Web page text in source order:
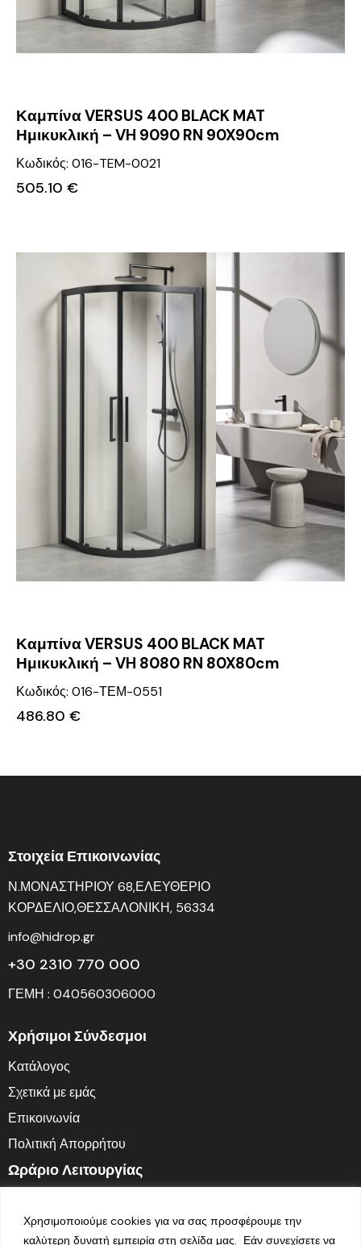
Χρησιμοποιούμε cookies για να σας προσφέρουμε την
καλύτερη δυνατή εμπειρία στη σελίδα μας. Εάν συνεχίσετε να
Καμπίνα VERSUS 400 BLACK MAT
Ημικυκλική – VH 9090 RN 90X90cm
Κωδικός: 016-TEM-0021
505.10 €
Καμπίνα VERSUS 400 BLACK MAT
Ημικυκλική – VH 8080 RN 80X80cm
Κωδικός: 016-ΤΕΜ-0551
486.80 €
Στοιχεία Επικοινωνίας
Ν.ΜΟΝΑΣΤΗΡΙΟΥ 68,ΕΛΕΥΘΕΡΙΟ
ΚΟΡΔΕΛΙΟ,ΘΕΣΣΑΛΟΝΙΚΗ, 56334
info@hidrop.gr
+30 2310 770 000
ΓΕΜΗ : 040560306000
Χρήσιμοι Σύνδεσμοι
Κατάλογος
Σχετικά με εμάς
Επικοινωνία
Πολιτική Απορρήτου
Ωράριο Λειτουργίας
Σαββατοκύριακο: Κλειστά